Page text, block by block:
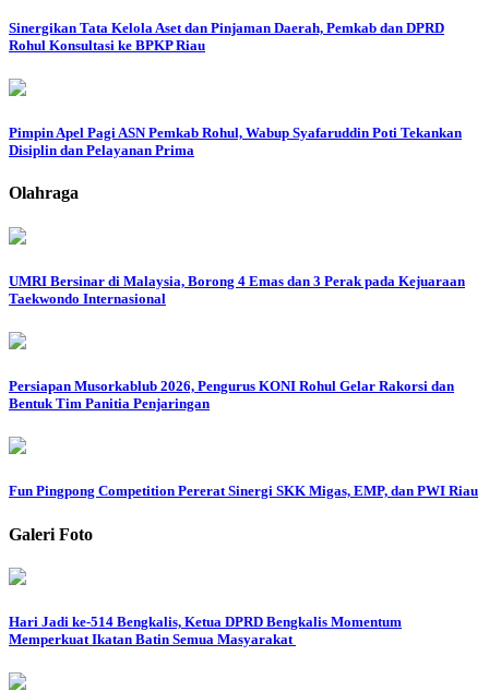
Sinergikan Tata Kelola Aset dan Pinjaman Daerah, Pemkab dan DPRD
Rohul Konsultasi ke BPKP Riau
Pimpin Apel Pagi ASN Pemkab Rohul, Wabup Syafaruddin Poti Tekankan
Disiplin dan Pelayanan Prima
Olahraga
UMRI Bersinar di Malaysia, Borong 4 Emas dan 3 Perak pada Kejuaraan
Taekwondo Internasional
Persiapan Musorkablub 2026, Pengurus KONI Rohul Gelar Rakorsi dan
Bentuk Tim Panitia Penjaringan
Fun Pingpong Competition Pererat Sinergi SKK Migas, EMP, dan PWI Riau
Galeri Foto
Hari Jadi ke-514 Bengkalis, Ketua DPRD Bengkalis Momentum
Memperkuat Ikatan Batin Semua Masyarakat